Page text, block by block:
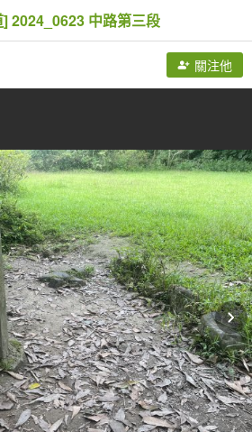
2024_0623 中路第三段
關注他